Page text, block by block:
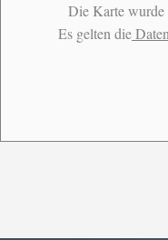
Die Karte wurde
Es gelten die